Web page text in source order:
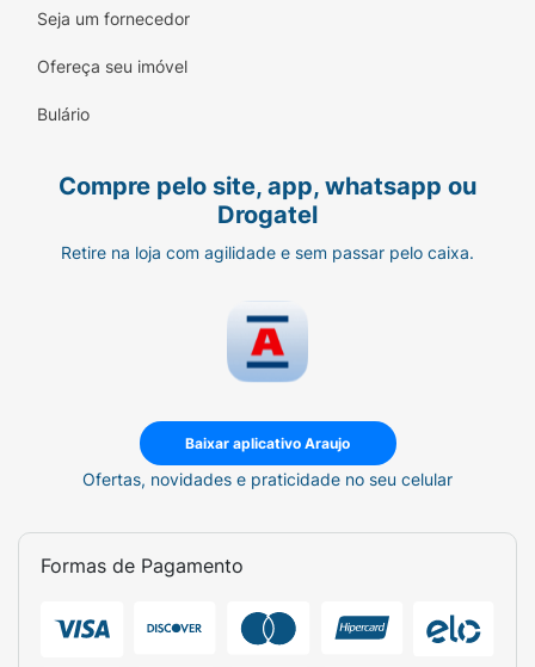
Seja um fornecedor
Ofereça seu imóvel
Bulário
Compre pelo site, app, whatsapp ou
Drogatel
Retire na loja com agilidade e sem passar pelo caixa.
Baixar aplicativo Araujo
Ofertas, novidades e praticidade no seu celular
Formas de Pagamento